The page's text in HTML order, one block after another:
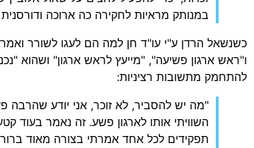
במנותק מראיות לחקירה כה ארוכה
כשנשאל הרדן ע"י עו"ד חן למה הם לעגו לשורר
ו"ראש ארגון פשיעה", "מייעץ לראש ארגון" ושהוא
להתחמק מתשובות רציניות:
"מה יש להסביר, לא זוכר, אני יודע שהרבה
השוויתי אותו לארגון פשע. זה נאמר בעוד
תפקידים לכל אחד אמרתי בצורה מאוד